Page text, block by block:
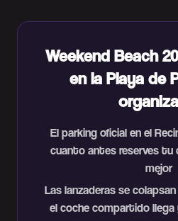
Weekend Beach
en la Playa de
El parking oficial en el
cuanto antes reserves tu
mejor
Las lanzaderas se
el coche compartido